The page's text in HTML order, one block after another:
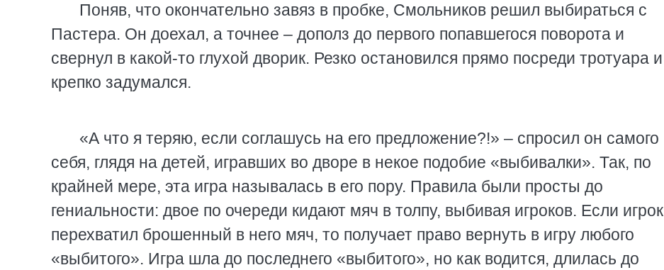
Поняв, что окончательно завяз в пробке, Смольников решил выбираться с
Пастера. Он доехал, а точнее – дополз до первого попавшегося поворота и
свернул в какой-то глухой дворик. Резко остановился прямо посреди тротуара и
крепко задумался.
«А что я теряю, если соглашусь на его предложение?!» – спросил он самого
себя, глядя на детей, игравших во дворе в некое подобие «выбивалки». Так, по
крайней мере, эта игра называлась в его пору. Правила были просты до
гениальности: двое по очереди кидают мяч в толпу, выбивая игроков. Если игрок
перехватил брошенный в него мяч, то получает право вернуть в игру любого
«выбитого». Игра шла до последнего «выбитого», но как водится, длилась до